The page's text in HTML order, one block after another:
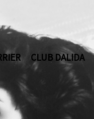
CLUB DALIDA